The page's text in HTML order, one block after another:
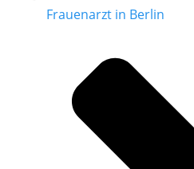
Frauenarzt in Berlin